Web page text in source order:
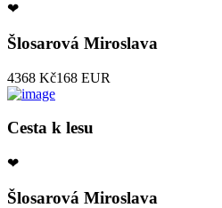
❤
Šlosarová Miroslava
4368 Kč168 EUR
Cesta k lesu
❤
Šlosarová Miroslava